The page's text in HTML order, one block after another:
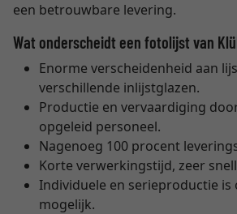
een betrouwbare levering.
Wat onderscheidt een fotolijst van
Enorme verscheidenheid aan
verschillende inlijstglazen.
Productie en vervaardiging
opgeleid personeel.
Nagenoeg 100 procent
Korte verwerkingstijd, zeer
Individuele en serieproductie is
mogelijk.